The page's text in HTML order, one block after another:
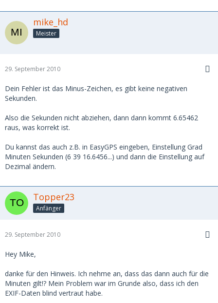
mike_hd
Meister
29. September 2010
Dein Fehler ist das Minus-Zeichen, es gibt keine negativen
Sekunden.
Also die Sekunden nicht abziehen, dann dann kommt 6.65462
raus, was korrekt ist.
Du kannst das auch z.B. in EasyGPS eingeben, Einstellung Grad
Minuten Sekunden (6 39 16.6456...) und dann die Einstellung auf
Dezimal ändern.
Topper23
Anfänger
29. September 2010
Hey Mike,
danke für den Hinweis. Ich nehme an, dass das dann auch für die
Minuten gilt!? Mein Problem war im Grunde also, dass ich den
EXIF-Daten blind vertraut habe.